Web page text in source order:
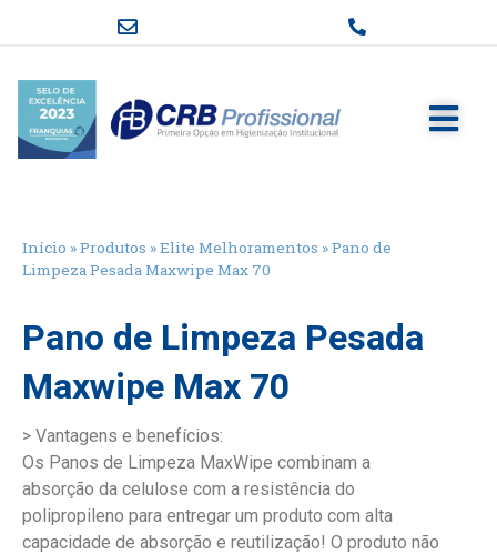
Início »Produtos »Elite Melhoramentos »Pano de
Limpeza Pesada Maxwipe Max 70
Pano de Limpeza Pesada
Maxwipe Max 70
> Vantagens e benefícios:
Os Panos de Limpeza MaxWipe combinam a
absorção da celulose com a resistência do
polipropileno para entregar um produto com alta
capacidade de absorção e reutilização! O produto não